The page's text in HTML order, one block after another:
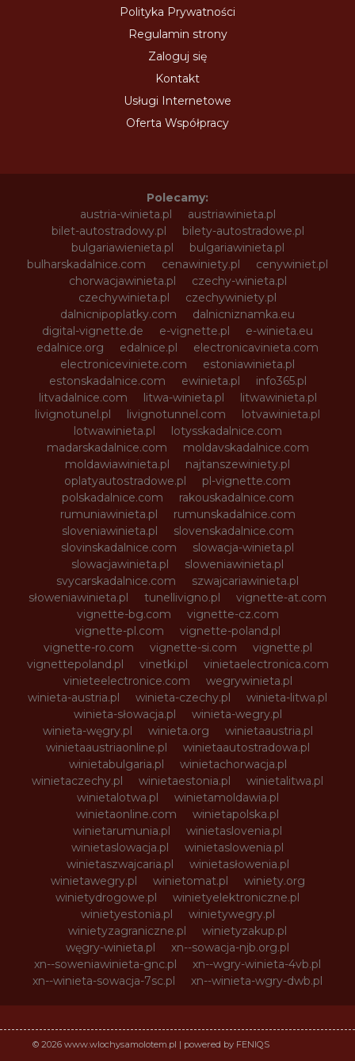
Polityka Prywatności
Regulamin strony
Zaloguj się
Kontakt
Usługi Internetowe
Oferta Współpracy
Polecamy:
austria-winieta.pl
austriawinieta.pl
bilet-autostradowy.pl
bilety-autostradowe.pl
bulgariawienieta.pl
bulgariawinieta.pl
bulharskadalnice.com
cenawiniety.pl
cenywiniet.pl
chorwacjawinieta.pl
czechy-winieta.pl
czechywinieta.pl
czechywiniety.pl
dalnicnipoplatky.com
dalnicniznamka.eu
digital-vignette.de
e-vignette.pl
e-winieta.eu
edalnice.org
edalnice.pl
electronicavinieta.com
electroniceviniete.com
estoniawinieta.pl
estonskadalnice.com
ewinieta.pl
info365.pl
litvadalnice.com
litwa-winieta.pl
litwawinieta.pl
livignotunel.pl
livignotunnel.com
lotvawinieta.pl
lotwawinieta.pl
lotysskadalnice.com
madarskadalnice.com
moldavskadalnice.com
moldawiawinieta.pl
najtanszewiniety.pl
oplatyautostradowe.pl
pl-vignette.com
polskadalnice.com
rakouskadalnice.com
rumuniawinieta.pl
rumunskadalnice.com
sloveniawinieta.pl
slovenskadalnice.com
slovinskadalnice.com
slowacja-winieta.pl
slowacjawinieta.pl
sloweniawinieta.pl
svycarskadalnice.com
szwajcariawinieta.pl
słoweniawinieta.pl
tunellivigno.pl
vignette-at.com
vignette-bg.com
vignette-cz.com
vignette-pl.com
vignette-poland.pl
vignette-ro.com
vignette-si.com
vignette.pl
vignettepoland.pl
vinetki.pl
vinietaelectronica.com
vinieteelectronice.com
wegrywinieta.pl
winieta-austria.pl
winieta-czechy.pl
winieta-litwa.pl
winieta-słowacja.pl
winieta-wegry.pl
winieta-węgry.pl
winieta.org
winietaaustria.pl
winietaaustriaonline.pl
winietaautostradowa.pl
winietabulgaria.pl
winietachorwacja.pl
winietaczechy.pl
winietaestonia.pl
winietalitwa.pl
winietalotwa.pl
winietamoldawia.pl
winietaonline.com
winietapolska.pl
winietarumunia.pl
winietaslovenia.pl
winietaslowacja.pl
winietaslowenia.pl
winietaszwajcaria.pl
winietasłowenia.pl
winietawegry.pl
winietomat.pl
winiety.org
winietydrogowe.pl
winietyelektroniczne.pl
winietyestonia.pl
winietywegry.pl
winietyzagraniczne.pl
winietyzakup.pl
węgry-winieta.pl
xn--sowacja-njb.org.pl
xn--soweniawinieta-gnc.pl
xn--wgry-winieta-4vb.pl
xn--winieta-sowacja-7sc.pl
xn--winieta-wgry-dwb.pl
© 2026 www.wlochysamolotem.pl | powered by FENIQS